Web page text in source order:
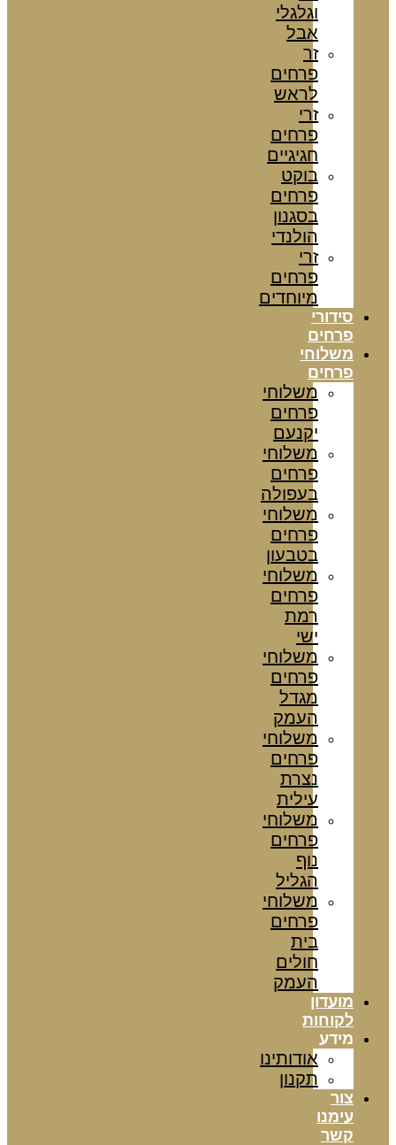
וגלגלי
אבל
זר
פרחים
לראש
זרי
פרחים
חגיגיים
בוקט
פרחים
בסגנון
הולנדי
זרי
פרחים
מיוחדים
סידורי
פרחים
משלוחי
פרחים
משלוחי
פרחים
יקנעם
משלוחי
פרחים
בעפולה
משלוחי
פרחים
בטבעון
משלוחי
פרחים
רמת
ישי
משלוחי
פרחים
מגדל
העמק
משלוחי
פרחים
נצרת
עילית
משלוחי
פרחים
נוף
הגליל
משלוחי
פרחים
בית
חולים
העמק
מועדון
לקוחות
מידע
אודותינו
תקנון
צור
עימנו
קשר